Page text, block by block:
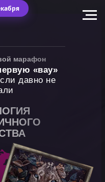
марафон
«вау»
давно не